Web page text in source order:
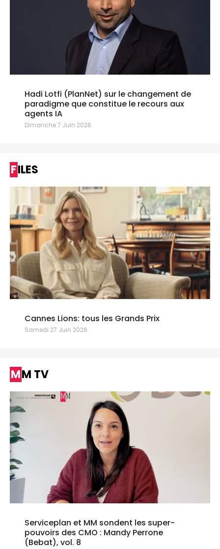
Hadi Lotfi (PlanNet) sur le changement de
paradigme que constitue le recours aux
agents IA
Dimanche 7 Juin 2026
FILES
Cannes Lions: tous les Grands Prix
Samedi 27 Juin 2026
MM TV
Serviceplan et MM sondent les super-
pouvoirs des CMO : Mandy Perrone
(Bebat), vol. 8